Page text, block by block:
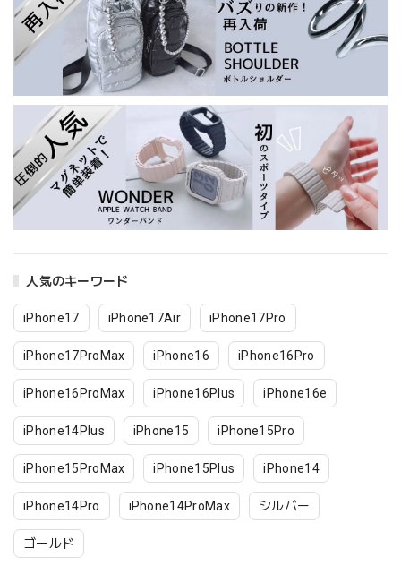
人気のキーワード
iPhone17 iPhone17Air iPhone17Pro
iPhone17ProMax iPhone16 iPhone16Pro
iPhone16ProMax iPhone16Plus iPhone16e
iPhone14Plus iPhone15 iPhone15Pro
iPhone15ProMax iPhone15Plus iPhone14
iPhone14Pro iPhone14ProMax シルバー
ゴールド